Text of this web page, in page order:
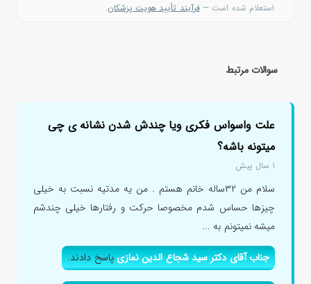
استعلام شده است —فرآیند تأیید هویت پزشکان.
سوالات مرتبط
علت واسواس فکری ویا چندش شدن نشانه ی چی
میتونه باشه؟
۱ سال پیش
سلام من ۳۲ساله خانم هستم . من یه مدتیه نسبت به خیلی
چیزها حساس شدم مخصوصا حرکت و رفتارها خیلی چندشم
میشه نمیتونم به ...
جناب آقای دکتر سید شجاع الدین نمازیپاسخ دادند.